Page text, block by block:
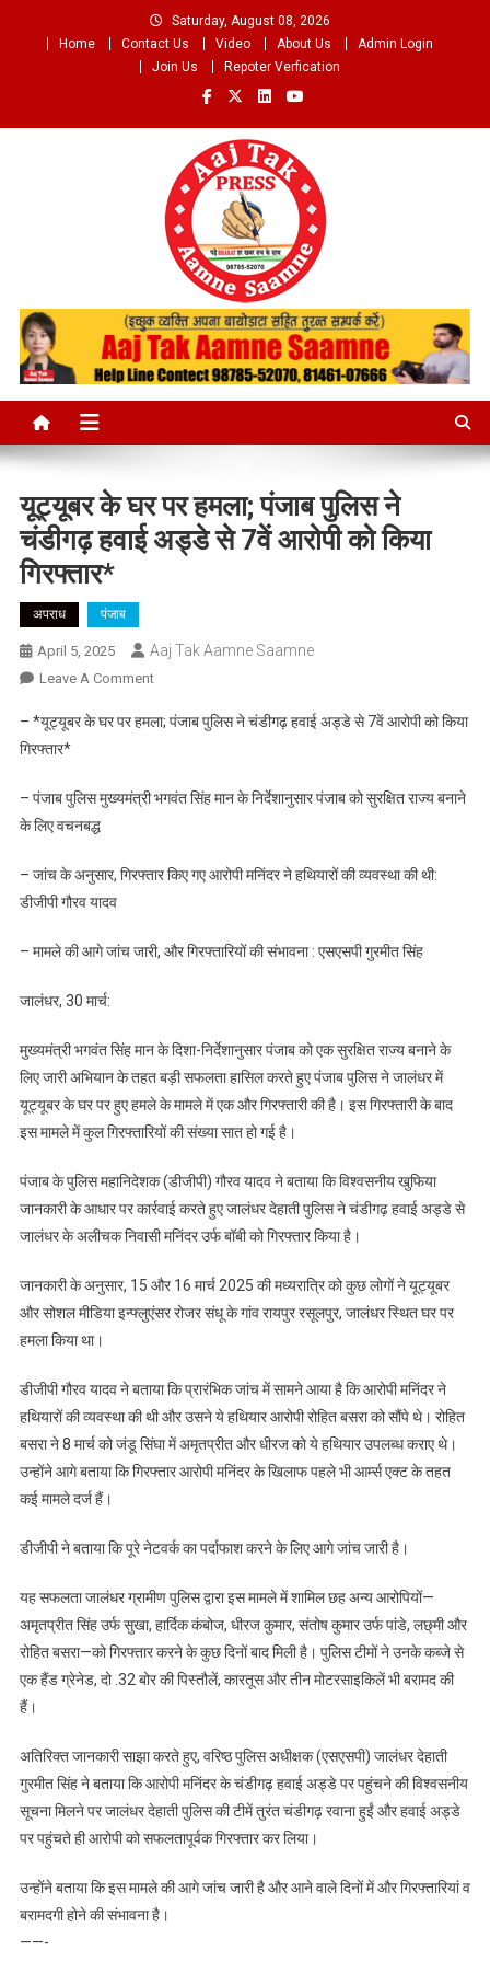
Saturday, August 08, 2026
Home
Contact Us Video About Us
Admin Login
Join Us
Repoter Verfication
Aaj Tak Aamne Saamne.com
यूट्यूबर के घर पर हमला; पंजाब पुलिस ने
चंडीगढ़ हवाई अड्डे से 7वें आरोपी को किया
गिरफ्तार*
अपराध पंजाब
April 5, 2025 Aaj Tak Aamne Saamne
Leave A CommentOn
के
हमला;
ने
अड्डे
को
किया
गिरफ्तार*
– *यूट्यूबर के घर पर हमला; पंजाब पुलिस ने चंडीगढ़ हवाई अड्डे से 7वें आरोपी को किया
गिरफ्तार*
– पंजाब पुलिस मुख्यमंत्री भगवंत सिंह मान के निर्देशानुसार पंजाब को सुरक्षित राज्य बनाने
के लिए वचनबद्ध
– जांच के अनुसार, गिरफ्तार किए गए आरोपी मनिंदर ने हथियारों की व्यवस्था की थी:
डीजीपी गौरव यादव
– मामले की आगे जांच जारी, और गिरफ्तारियों की संभावना : एसएसपी गुरमीत सिंह
जालंधर, 30 मार्च:
मुख्यमंत्री भगवंत सिंह मान के दिशा-निर्देशानुसार पंजाब को एक सुरक्षित राज्य बनाने के
लिए जारी अभियान के तहत बड़ी सफलता हासिल करते हुए पंजाब पुलिस ने जालंधर में
यूट्यूबर के घर पर हुए हमले के मामले में एक और गिरफ्तारी की है। इस गिरफ्तारी के बाद
इस मामले में कुल गिरफ्तारियों की संख्या सात हो गई है।
पंजाब के पुलिस महानिदेशक (डीजीपी) गौरव यादव ने बताया कि विश्वसनीय खुफिया
जानकारी के आधार पर कार्रवाई करते हुए जालंधर देहाती पुलिस ने चंडीगढ़ हवाई अड्डे से
जालंधर के अलीचक निवासी मनिंदर उर्फ बॉबी को गिरफ्तार किया है।
जानकारी के अनुसार, 15 और 16 मार्च 2025 की मध्यरात्रि को कुछ लोगों ने यूट्यूबर
और सोशल मीडिया इन्फ्लुएंसर रोजर संधू के गांव रायपुर रसूलपुर, जालंधर स्थित घर पर
हमला किया था।
डीजीपी गौरव यादव ने बताया कि प्रारंभिक जांच में सामने आया है कि आरोपी मनिंदर ने
हथियारों की व्यवस्था की थी और उसने ये हथियार आरोपी रोहित बसरा को सौंपे थे। रोहित
बसरा ने 8 मार्च को जंडू सिंघा में अमृतप्रीत और धीरज को ये हथियार उपलब्ध कराए थे।
उन्होंने आगे बताया कि गिरफ्तार आरोपी मनिंदर के खिलाफ पहले भी आर्म्स एक्ट के तहत
कई मामले दर्ज हैं।
डीजीपी ने बताया कि पूरे नेटवर्क का पर्दाफाश करने के लिए आगे जांच जारी है।
यह सफलता जालंधर ग्रामीण पुलिस द्वारा इस मामले में शामिल छह अन्य आरोपियों—
अमृतप्रीत सिंह उर्फ सुखा, हार्दिक कंबोज, धीरज कुमार, संतोष कुमार उर्फ पांडे, लछ्मी और
रोहित बसरा—को गिरफ्तार करने के कुछ दिनों बाद मिली है। पुलिस टीमों ने उनके कब्जे से
एक हैंड ग्रेनेड, दो .32 बोर की पिस्तौलें, कारतूस और तीन मोटरसाइकिलें भी बरामद की
हैं।
अतिरिक्त जानकारी साझा करते हुए, वरिष्ठ पुलिस अधीक्षक (एसएसपी) जालंधर देहाती
गुरमीत सिंह ने बताया कि आरोपी मनिंदर के चंडीगढ़ हवाई अड्डे पर पहुंचने की विश्वसनीय
सूचना मिलने पर जालंधर देहाती पुलिस की टीमें तुरंत चंडीगढ़ रवाना हुईं और हवाई अड्डे
पर पहुंचते ही आरोपी को सफलतापूर्वक गिरफ्तार कर लिया।
उन्होंने बताया कि इस मामले की आगे जांच जारी है और आने वाले दिनों में और गिरफ्तारियां व
बरामदगी होने की संभावना है।
——-